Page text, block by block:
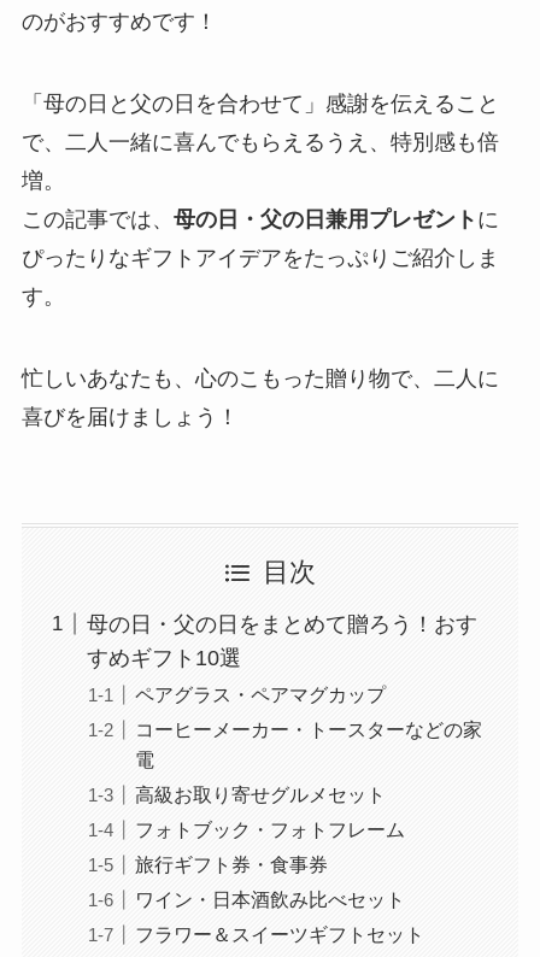
のがおすすめです！
「母の日と父の日を合わせて」感謝を伝えること
で、二人一緒に喜んでもらえるうえ、特別感も倍
増。
この記事では、 母の日・父の日兼用プレゼント に
ぴったりなギフトアイデアをたっぷりご紹介しま
す。
忙しいあなたも、心のこもった贈り物で、二人に
喜びを届けましょう！
目次
母の日・父の日をまとめて贈ろう！おす
すめギフト10選
ペアグラス・ペアマグカップ
コーヒーメーカー・トースターなどの家
電
高級お取り寄せグルメセット
フォトブック・フォトフレーム
旅行ギフト券・食事券
ワイン・日本酒飲み比べセット
フラワー＆スイーツギフトセット